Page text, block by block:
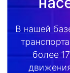
В нашей
более